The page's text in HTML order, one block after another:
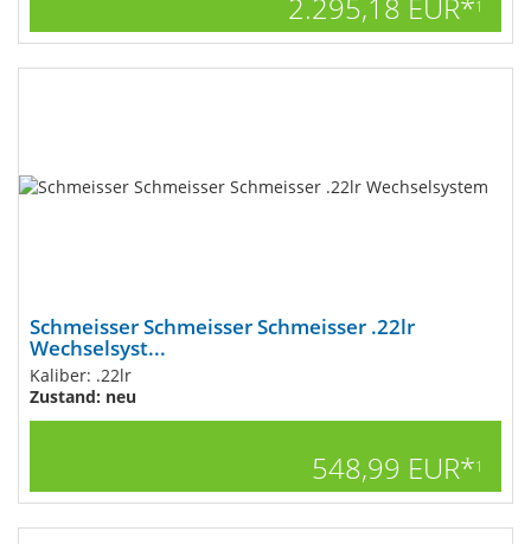
1
Schmeisser Schmeisser Schmeisser .22lr
Wechselsyst...
Kaliber: .22lr
Zustand: neu
548,99 EUR*1